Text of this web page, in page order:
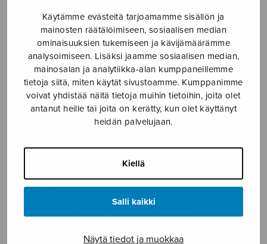
Käytämme evästeitä tarjoamamme sisällön ja
mainosten räätälöimiseen, sosiaalisen median
ominaisuuksien tukemiseen ja kävijämäärämme
analysoimiseen. Lisäksi jaamme sosiaalisen median,
mainosalan ja analytiikka-alan kumppaneillemme
tietoja siitä, miten käytät sivustoamme. Kumppanimme
voivat yhdistää näitä tietoja muihin tietoihin, joita olet
antanut heille tai joita on kerätty, kun olet käyttänyt
heidän palvelujaan.
Kiellä
Salli kaikki
Näytä tiedot ja muokkaa
SOITINKOULUT JA OPPAAT
SOITINMUSIIKKI
YKSINLAULU
Sulasol nuottikauppa
ma–pe klo 10–16 tai sopimuksen mukaan
Tallberginkatu 1 B, 1,5 krs.